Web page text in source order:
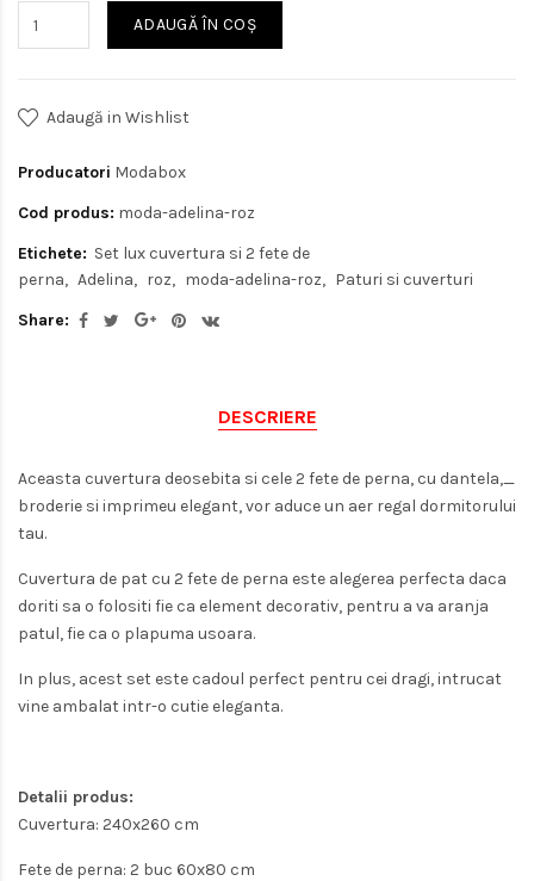
ADAUGĂ ÎN COŞ
Adaugă in Wishlist
Producatori Modabox
Cod produs: moda-adelina-roz
Etichete: Set lux cuvertura si 2 fete de
perna
Adelina roz moda-adelina-roz
Paturi si cuverturi
Share:
DESCRIERE
Aceasta cuvertura deosebita si cele 2 fete de perna, cu dantela,_
broderie si imprimeu elegant, vor aduce un aer regal dormitorului
tau.
Cuvertura de pat cu 2 fete de perna este alegerea perfecta daca
doriti sa o folositi fie ca element decorativ, pentru a va aranja
patul, fie ca o plapuma usoara.
In plus, acest set este cadoul perfect pentru cei dragi, intrucat
vine ambalat intr-o cutie eleganta.
Detalii produs:
Cuvertura: 240x260 cm
Fete de perna: 2 buc 60x80 cm